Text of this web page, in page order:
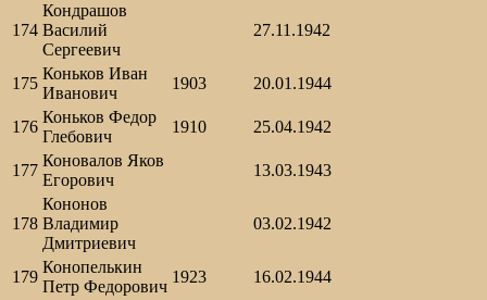
174
Кондрашов
Василий
Сергеевич
27.11.1942
175
Коньков Иван
Иванович
1903 20.01.1944
176
Коньков Федор
Глебович
1910 25.04.1942
177
Коновалов Яков
Егорович
13.03.1943
178
Кононов
Владимир
Дмитриевич
03.02.1942
179
Конопелькин
Петр Федорович
1923 16.02.1944